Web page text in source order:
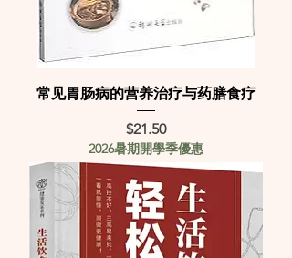
常见胃肠病的营养治疗与药膳食疗
Price
$21.50
2026暑期開學季優惠